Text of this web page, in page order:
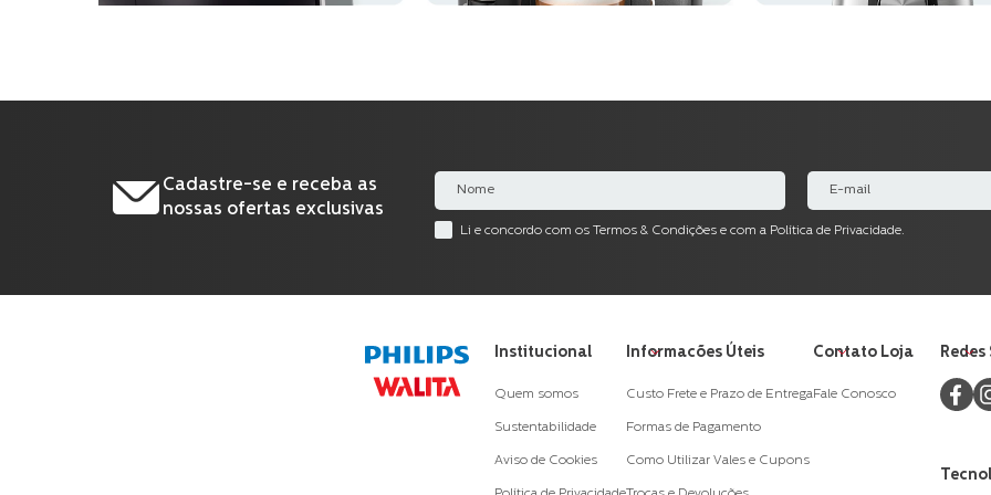
Cadastre-se e receba as
nossas ofertas exclusivas
Li e concordo com os Termos & Condições e com a Política de Privacidade.
Institucional
Quem somos
Sustentabilidade
Aviso de Cookies
Informacões Úteis
Custo Frete e Prazo de Entrega
Formas de Pagamento
Como Utilizar Vales e Cupons
Contato Loja
Fale Conosco
Redes